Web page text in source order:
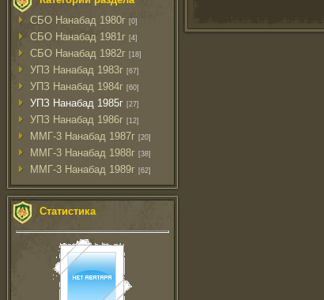
СБО Нанабад 1980г [0]
СБО Нанабад 1981г [4]
СБО Нанабад 1982г [18]
УПЗ Нанабад 1983г [67]
УПЗ Нанабад 1984г [60]
УПЗ Нанабад 1985г [27]
УПЗ Нанабад 1986г [12]
ММГ-3 Нанабад 1987г [20]
ММГ-3 Нанабад 1988г [38]
ММГ-3 Нанабад 1989г [62]
Статистика